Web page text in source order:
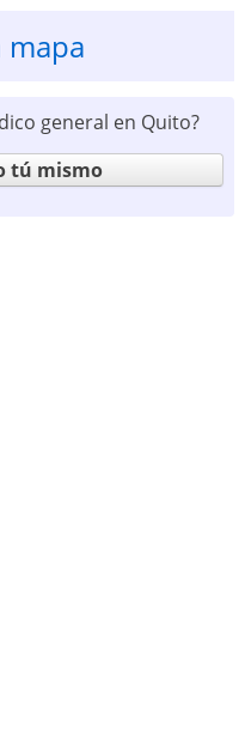
mapa
general en Quito?
tú mismo